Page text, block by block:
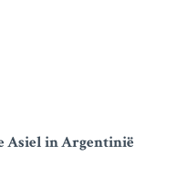
Asiel in Argentinië